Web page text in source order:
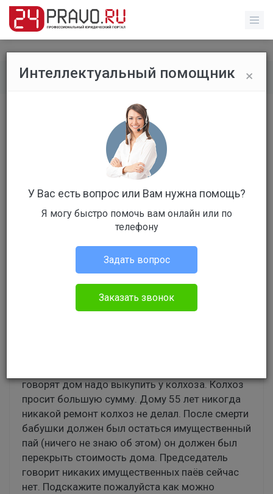
Все вопросы / Прочее
Здравствуйте, хочу спросить по
поводу колхозного дома?
Вопрос уже решен
Ответов: 1
говорят дом надо выкупить у колхоза. Колхоз
просит большую сумму. Дому 55 лет никогда
никакой ремонт колхоз не делал. После смерти
бабушки должен был остаться имущественный
пай (ничего не знаю об этом) он должен был
перекрыть стоимость дома. Председатель
говорит никаких имущественных паёв сейчас
нет. Подскажите пожалуйста как можно
×
Интеллектуальный помощник
У Вас есть вопрос или Вам нужна помощь?
Я могу быстро помочь вам онлайн или по
телефону
Задать вопрос
Заказать звонок